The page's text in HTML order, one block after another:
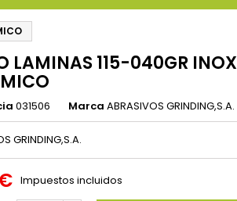
LAMINAS 115-040GR INOX
031506 Marca ABRASIVOS GRINDING,S.A.
GRINDING,S.A.
Impuestos incluidos